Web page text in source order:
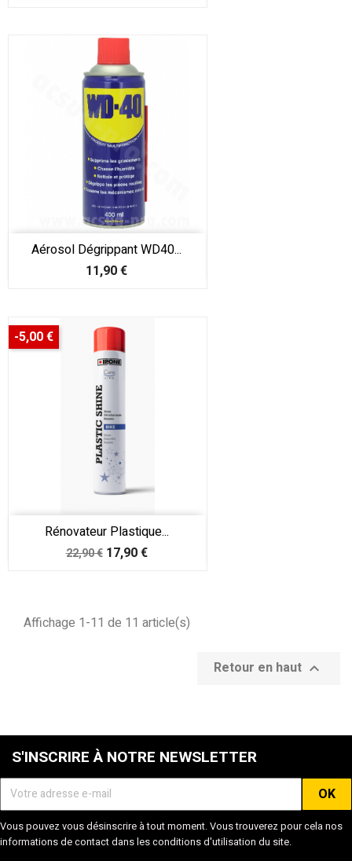
Aérosol Dégrippant WD40...
Prix
11,90 €
Rénovateur Plastique...
Prix
22,90 € Prix
17,90 €
-5,00 €
Affichage 1-11 de 11 article(s)
Retour en haut 
S'INSCRIRE À NOTRE NEWSLETTER
Vous pouvez vous désinscrire à tout moment. Vous trouverez pour cela nos
informations de contact dans les conditions d'utilisation du site.